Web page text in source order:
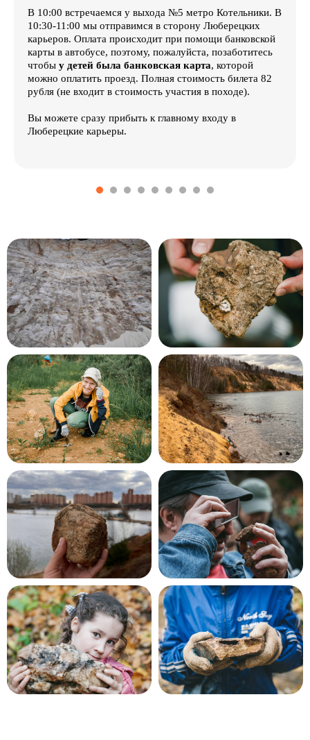
В 10:00 встречаемся у выхода №5 метро Котельники. В
10:30-11:00 мы отправимся в сторону Люберецких
карьеров. Оплата происходит при помощи банковской
карты в автобусе, поэтому, пожалуйста, позаботитесь
чтобы у детей была банковская карта, которой
можно оплатить проезд. Полная стоимость билета 82
рубля (не входит в стоимость участия в походе).
Вы можете сразу прибыть к главному входу в
Люберецкие карьеры.